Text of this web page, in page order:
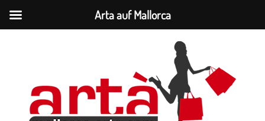
Arta auf Mallorca